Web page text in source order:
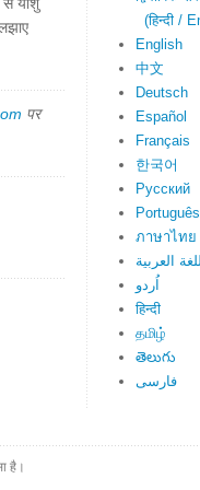
पर
(हिन्दी /
English
中文
Deutsch
Español
Français
한국어
Русский
Português
ภาษาไทย
العربية
اُردو
हिन्दी
தமிழ்
తెలుగు
فارسی
है।